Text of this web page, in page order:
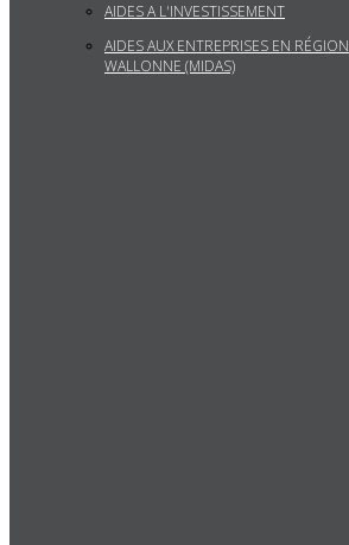
AIDES A L'INVESTISSEMENT
AIDES AUX ENTREPRISES EN RÉGION
WALLONNE (MIDAS)